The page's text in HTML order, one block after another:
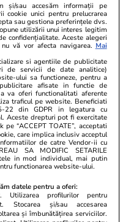
în
Redactia.ro
O zodie va
în august.
plin și este
și/sau accesăm informații pe
cookie unici pentru prelucrarea
sau gestiona preferințele dvs.
utilizării unui interes legitim
confidențialitate. Aceste alegeri
vă vor afecta navigarea. Mai
si agentiile de publicitate
de servicii de date analitice)
ului sa functioneze, pentru a
afisate in functie de
va oferi functionalitati aferente
traficul pe website. Beneficiati
22 din GDPR in legatura cu
Aceste drepturi pot fi exercitate
pe “ACCEPT TOATE”, acceptati
care implica inclusiv acceptul
de catre Vendor-ii cu
SA MODIFIC SETARILE
in mod individual, mai putin
functionarea website-ului.
datele pentru a oferi:
Utilizarea profilurilor pentru
Stocarea și/sau accesarea
și îmbunătățirea serviciilor.